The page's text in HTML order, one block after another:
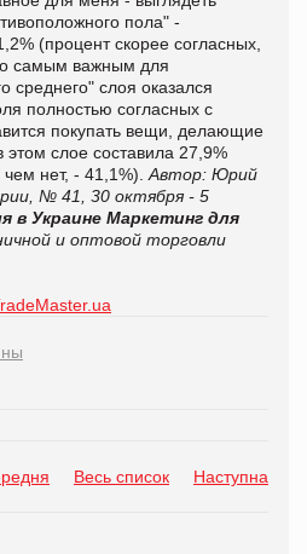
пола" -
(процент скорее согласных,
самым важным для
среднего" слоя оказался
полностью согласных с
покупать вещи, делающие
слое составила 27,9%
нет, - 41,1%). Автор: Юрий
№ 41, 30 октября - 5
в Украине Маркетинг для
и оптовой торговли
Весь список Наступна